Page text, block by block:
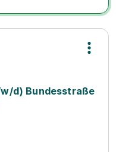
w/d) Bundesstraße